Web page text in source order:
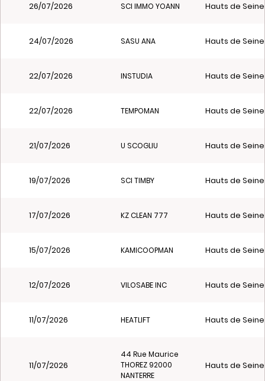
26/07/2026 SCI IMMO YOANN Hauts de
24/07/2026 SASU ANA Hauts de
22/07/2026 INSTUDIA Hauts de
22/07/2026 TEMPOMAN Hauts de
21/07/2026 U SCOGLIU Hauts de
19/07/2026 SCI TIMBY Hauts de
17/07/2026 KZ CLEAN 777 Hauts de
15/07/2026 KAMICOOPMAN Hauts de
12/07/2026 VILOSABE INC Hauts de
11/07/2026 HEATLIFT Hauts de
11/07/2026
44 Rue Maurice
THOREZ 92000
NANTERRE
Hauts de